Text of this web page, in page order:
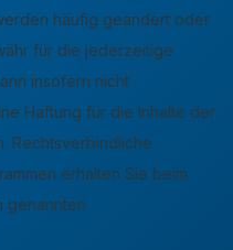
häufig geändert oder
für die jederzeitige
insofern nicht
Haftung für die Inhalte der
Rechtsverbindliche
erhalten Sie beim
genannten